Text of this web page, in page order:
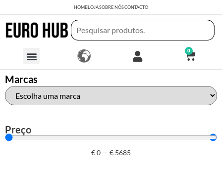
HOMELOJASOBRE NÓSCONTACTO
0
Marcas
Preço
€0 — € 5685